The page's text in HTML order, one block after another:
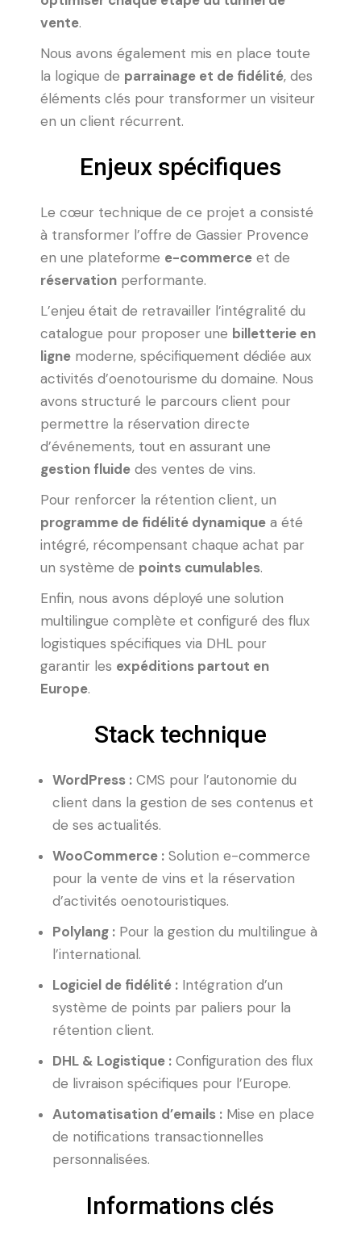
vente.
Nous avons également mis en place toute
la logique de parrainage et de fidélité, des
éléments clés pour transformer un visiteur
en un client récurrent.
Enjeux spécifiques
Le cœur technique de ce projet a consisté
à transformer l’offre de Gassier Provence
en une plateforme e-commerce et de
réservation performante.
L’enjeu était de retravailler l’intégralité du
catalogue pour proposer une billetterie en
ligne moderne, spécifiquement dédiée aux
activités d’oenotourisme du domaine. Nous
avons structuré le parcours client pour
permettre la réservation directe
d’événements, tout en assurant une
gestion fluide des ventes de vins.
Pour renforcer la rétention client, un
programme de fidélité dynamique a été
intégré, récompensant chaque achat par
un système de points cumulables.
Enfin, nous avons déployé une solution
multilingue complète et configuré des flux
logistiques spécifiques via DHL pour
garantir les expéditions partout en
Europe.
Stack technique
WordPress : CMS pour l’autonomie du
client dans la gestion de ses contenus et
de ses actualités.
WooCommerce : Solution e-commerce
pour la vente de vins et la réservation
d’activités oenotouristiques.
Polylang : Pour la gestion du multilingue à
l’international.
Logiciel de fidélité : Intégration d’un
système de points par paliers pour la
rétention client.
DHL & Logistique : Configuration des flux
de livraison spécifiques pour l’Europe.
Automatisation d’emails : Mise en place
de notifications transactionnelles
personnalisées.
Informations clés